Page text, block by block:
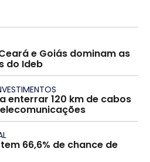
e Goiás dominam as
do Ideb
enterrar 120 km de cabos
66,6% de chance de